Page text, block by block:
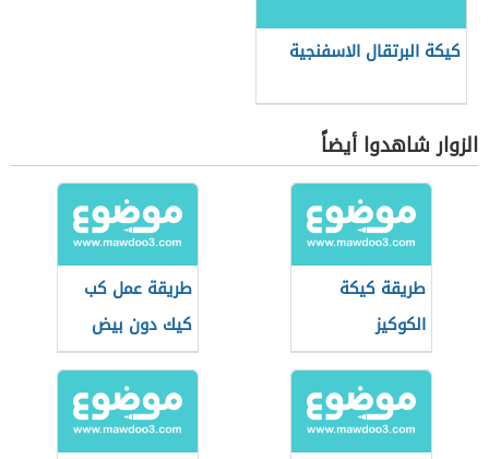
كيكة البرتقال الاسفنجية
الزوار شاهدوا أيضاً
طريقة كيكة
الكوكيز
طريقة عمل كب
كيك دون بيض